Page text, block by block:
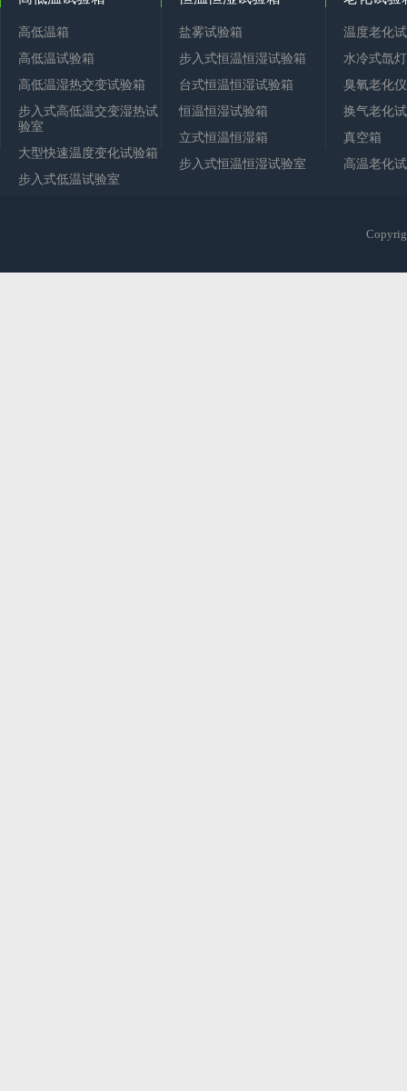
高低温箱
高低温试验箱
高低温湿热交变试验箱
步入式高低温交变湿热试
验室
大型快速温度变化试验箱
步入式低温试验室
盐雾试验箱
步入式恒温恒湿试验箱
台式恒温恒湿试验箱
恒温恒湿试验箱
立式恒温恒湿箱
步入式恒温恒湿试验室
温度老化
水冷式氙
臭氧老化仪
换气老化
真空箱
高温老化